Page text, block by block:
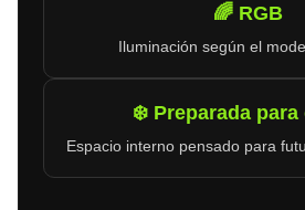
🌈 RGB
Iluminación según el
❄️ Preparada para
Espacio interno pensado para